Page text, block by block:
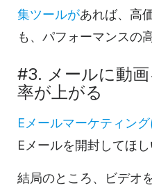
集ツールがあれば、高
も、パフォーマンスの
#3. メールに動
率が上がる
Eメールマーケティング
Eメールを開封してほ
結局のところ、 ビデオ